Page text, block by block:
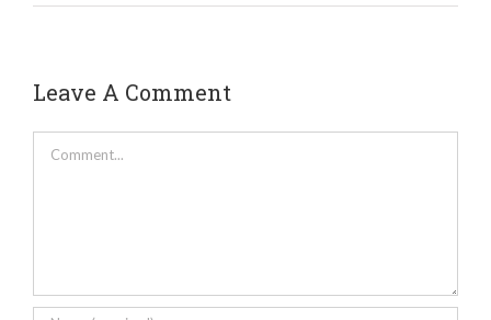
Leave A Comment